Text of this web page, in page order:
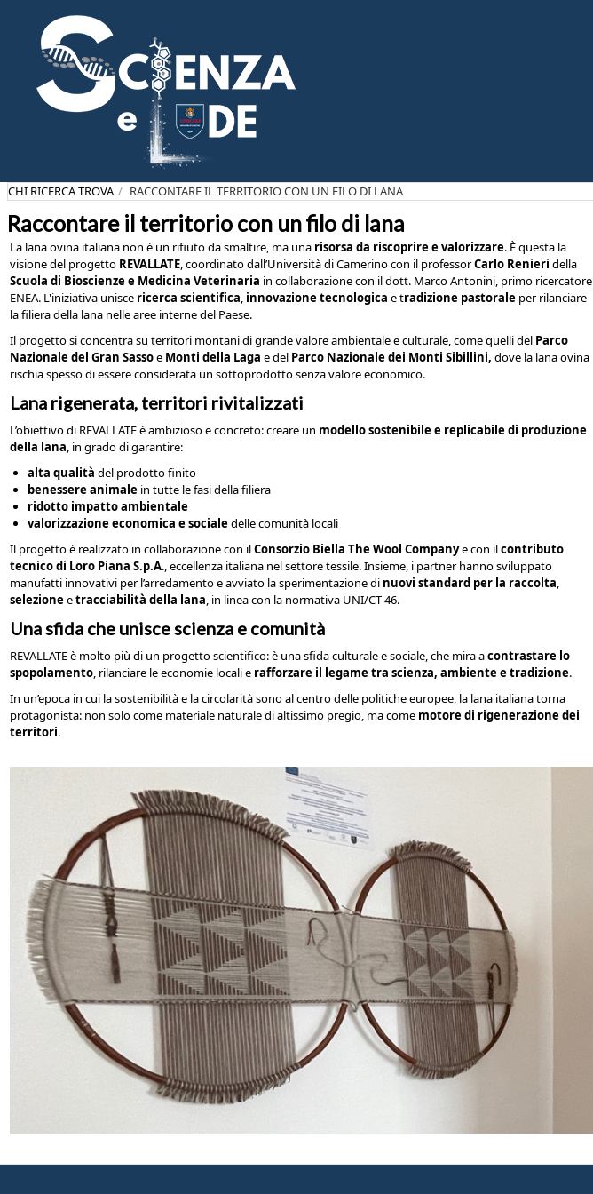
contenuto
principale
CHI RICERCA TROVA RACCONTARE IL TERRITORIO CON UN FILO DI LANA
Raccontare il territorio con un filo di lana
La lana ovina italiana non è un rifiuto da smaltire, ma una risorsa da riscoprire e valorizzare. È questa la
visione del progetto REVALLATE, coordinato dall’Università di Camerino con il professorCarlo Renieri della
Scuola di Bioscienze e Medicina Veterinaria in collaborazione con il dott. Marco Antonini, primo ricercatore
ENEA. L'iniziativa uniscericerca scientifica, innovazione tecnologica e tradizione pastoraleper rilanciare
la filiera della lana nelle aree interne del Paese.
Il progetto si concentra su territori montani di grande valore ambientale e culturale, come quelli del Parco
Nazionale del Gran Sassoe Monti della Laga e del Parco Nazionale dei Monti Sibillini, dove la lana ovina
rischia spesso di essere considerata un sottoprodotto senza valore economico.
Lana rigenerata, territori rivitalizzati
L’obiettivo di REVALLATE è ambizioso e concreto: creare un modello sostenibile e replicabile di produzione
della lana, in grado di garantire:
alta qualità del prodotto finito
benessere animalein tutte le fasi della filiera
ridotto impatto ambientale
valorizzazione economica e socialedelle comunità locali
Il progetto è realizzato in collaborazione con ilConsorzio Biella The Wool Companye con ilcontributo
tecnico di Loro Piana S.p.A., eccellenza italiana nel settore tessile. Insieme, i partner hanno sviluppato
manufatti innovativi per l’arredamento e avviato la sperimentazione di nuovi standard per la raccolta,
selezioneetracciabilità della lana, in linea con la normativa UNI/CT 46.
Una sfida che unisce scienza e comunità
REVALLATE è molto più di un progetto scientifico: è una sfida culturale e sociale, che mira acontrastare lo
spopolamento, rilanciare le economie locali e rafforzare il legame tra scienza, ambiente e tradizione.
In un’epoca in cui la sostenibilità e la circolarità sono al centro delle politiche europee, la lana italiana torna
protagonista: non solo come materiale naturale di altissimo pregio, ma come motore di rigenerazione dei
territori.